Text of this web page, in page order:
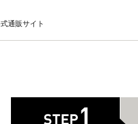
通販サイト